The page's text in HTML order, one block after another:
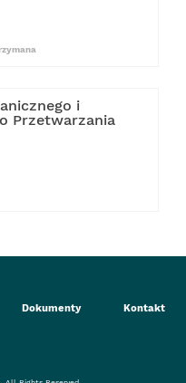
i
Przetwarzania
Dokumenty Kontakt